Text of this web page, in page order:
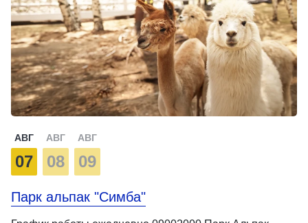
АВГ
07
АВГ
08
АВГ
09
Парк альпак "Симба"